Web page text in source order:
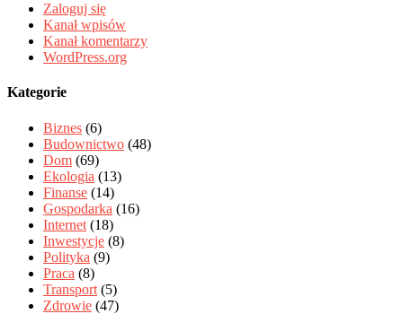
Zaloguj się
Kanał wpisów
Kanał komentarzy
WordPress.org
Kategorie
Biznes (6)
Budownictwo (48)
Dom (69)
Ekologia (13)
Finanse (14)
Gospodarka (16)
Internet (18)
Inwestycje (8)
Polityka (9)
Praca (8)
Transport (5)
Zdrowie (47)